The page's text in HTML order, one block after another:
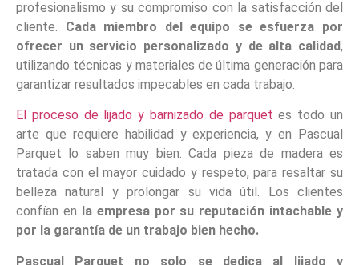
profesionalismo y su compromiso con la satisfacción del
cliente. Cada miembro del equipo se esfuerza por
ofrecer un servicio personalizado y de alta calidad,
utilizando técnicas y materiales de última generación para
garantizar resultados impecables en cada trabajo.
El proceso de lijado y barnizado de parquet es todo un
arte que requiere habilidad y experiencia, y en Pascual
Parquet lo saben muy bien. Cada pieza de madera es
tratada con el mayor cuidado y respeto, para resaltar su
belleza natural y prolongar su vida útil. Los clientes
confían en
la empresa por su reputación intachable y
por la garantía de un trabajo bien hecho.
Pascual Parquet no solo se dedica al lijado y